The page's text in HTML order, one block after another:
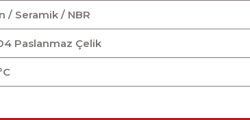
/ Seramik / NBR
Paslanmaz Çelik
C